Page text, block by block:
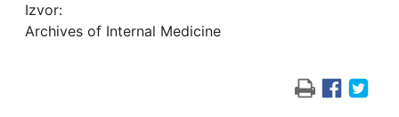
Izvor:
Archives of Internal Medicine